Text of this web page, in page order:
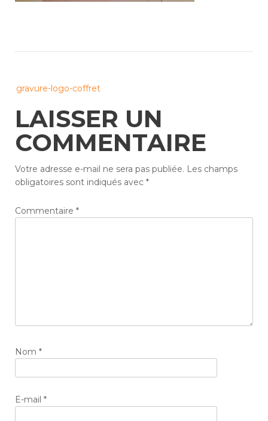
navigation
gravure-logo-coffret
LAISSER UN
COMMENTAIRE
Votre adresse e-mail ne sera pas publiée. Les champs
obligatoires sont indiqués avec *
Commentaire *
Nom *
E-mail *